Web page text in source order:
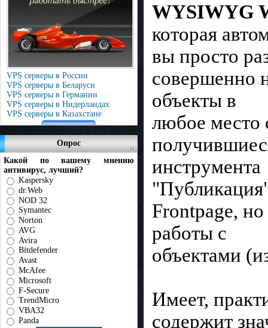
VPS серверы в России
VPS серверы в Беларуси
VPS серверы в Германии
VPS серверы в Нидерландах
VPS серверы в Казахстане
Опрос
Какой по вашему мнению
антивирус, лучший?
Kaspersky
dr.Web
NOD 32
Symantec
Norton
AVG
Avira
Bitdefender
Avast
McAfee
Microsoft
F-Secure
TrendMicro
VBA32
Panda
WYSIWYG
которая
вы просто
совершенно
объекты в
любое место
инструмента
Frontpage,
работы с
объектами
Имеет,
содержит